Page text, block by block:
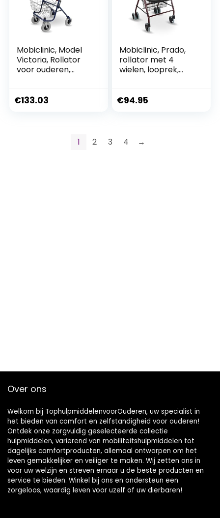
Mobiclinic, Model
Victoria, Rollator
voor ouderen,
op Handvaten,
voor volwassenen,
€133.03
Mobiclinic, Prado,
rollator met 4
wielen, looprek,
€94.95
1 2 3 4 →
Over ons
Welkom bij TophulpmiddelenvoorOuderen, uw specialist in
het bieden van comfort en zelfstandigheid voor ouderen!
Ontdek onze zorgvuldig geselecteerde collectie
hulpmiddelen, variërend van mobiliteitshulpmiddelen tot
dagelijks comfortproducten, allemaal ontworpen om het
leven gemakkelijker en veiliger te maken. Wij zetten ons in
voor uw welzijn en streven ernaar u de beste producten en
service te bieden. Winkel bij ons en ondersteun een
zorgeloos, waardig leven voor uzelf of uw dierbaren!